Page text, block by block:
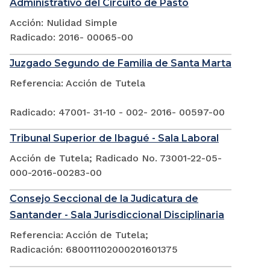
Administrativo del Circuito de Pasto
Acción: Nulidad Simple
Radicado: 2016- 00065-00
Juzgado Segundo de Familia de Santa Marta
Referencia: Acción de Tutela
Radicado: 47001- 31-10 - 002- 2016- 00597-00
Tribunal Superior de Ibagué - Sala Laboral
Acción de Tutela; Radicado No. 73001-22-05-
000-2016-00283-00
Consejo Seccional de la Judicatura de
Santander - Sala Jurisdiccional Disciplinaria
Referencia: Acción de Tutela;
Radicación: 680011102000201601375